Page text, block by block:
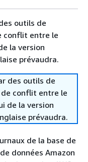
outils de
conflit entre le
la version
prévaudra.
des outils de
conflit entre le
de la version
prévaudra.
de la base de
données Amazon